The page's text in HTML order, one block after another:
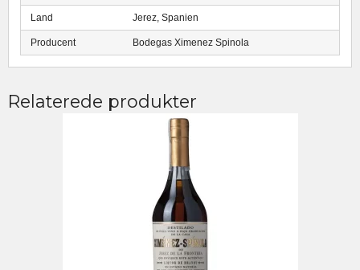
Land Jerez, Spanien
Producent Bodegas Ximenez Spinola
Relaterede produkter